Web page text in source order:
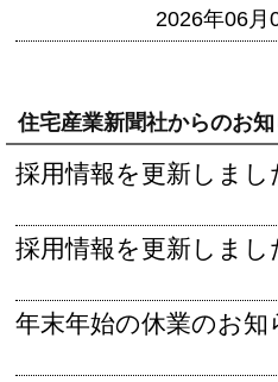
2026年06月
住宅産業新聞社からのお
採用情報を更新しまし
採用情報を更新しまし
年末年始の休業のお知